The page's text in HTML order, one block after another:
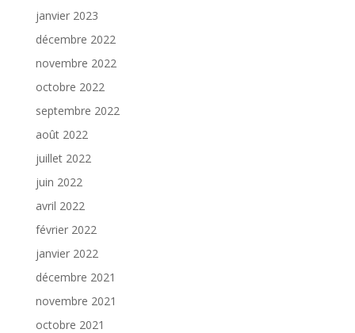
janvier 2023
décembre 2022
novembre 2022
octobre 2022
septembre 2022
août 2022
juillet 2022
juin 2022
avril 2022
février 2022
janvier 2022
décembre 2021
novembre 2021
octobre 2021